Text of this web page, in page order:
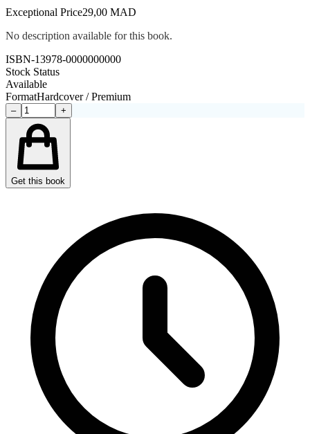
Exceptional Price29,00 MAD
No description available for this book.
ISBN-13978-0000000000
Stock Status
Available
FormatHardcover / Premium
– +
Get this book